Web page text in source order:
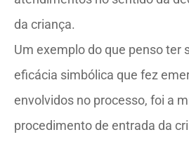
da criança.
Um exemplo do que penso ter
eficácia simbólica que fez
envolvidos no processo, foi a
procedimento de entrada da